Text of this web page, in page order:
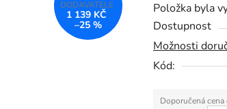
Položka byla
Dostupnost
Možnosti
Kód:
1 139 KČ
–25 %